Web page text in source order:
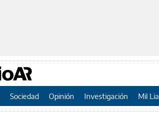
Sociedad Opinión Investigación Mil